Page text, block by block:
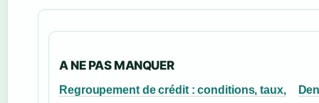
A NE PAS MANQUER
Regroupement de crédit : conditions, taux,